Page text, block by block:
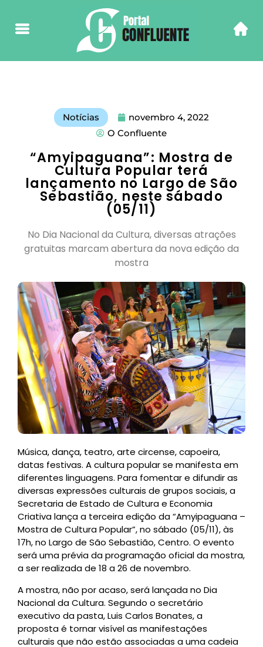
Notícias
novembro 4, 2022
O Confluente
“Amyipaguana”: Mostra de
Cultura Popular terá
lançamento no Largo de São
Sebastião, neste sábado
(05/11)
No Dia Nacional da Cultura, diversas atrações
gratuitas marcam abertura da nova edição da
mostra
Música, dança, teatro, arte circense, capoeira,
datas festivas. A cultura popular se manifesta em
diferentes linguagens. Para fomentar e difundir as
diversas expressões culturais de grupos sociais, a
Secretaria de Estado de Cultura e Economia
Criativa lança a terceira edição da “Amyipaguana –
Mostra de Cultura Popular”, no sábado (05/11), às
17h, no Largo de São Sebastião, Centro. O evento
será uma prévia da programação oficial da mostra,
a ser realizada de 18 a 26 de novembro.
A mostra, não por acaso, será lançada no Dia
Nacional da Cultura. Segundo o secretário
executivo da pasta, Luis Carlos Bonates, a
proposta é tornar visível as manifestações
culturais que não estão associadas a uma cadeia